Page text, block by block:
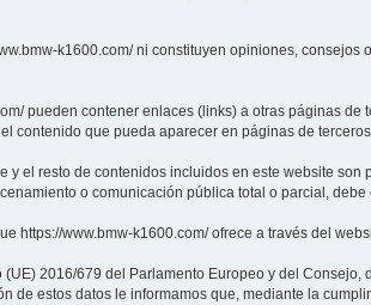
k1600.com/ ni constituyen opiniones,
pueden contener enlaces (links) a otras páginas
contenido que pueda aparecer en páginas de
y el resto de contenidos incluidos en este website
o comunicación pública total o parcial,
https://www.bmw-k1600.com/ ofrece a través del
2016/679 del Parlamento Europeo y del
de estos datos le informamos que, mediante la